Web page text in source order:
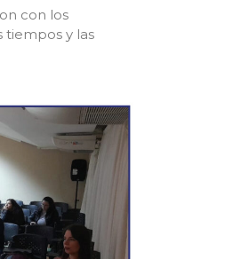
con los
tiempos y las